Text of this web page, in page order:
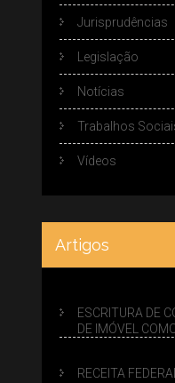
Jurisprudências
Legislação
Notícias
Trabalhos
Vídeos
Artigos
ESCRITURA DE
DE IMÓVEL
RECEITA